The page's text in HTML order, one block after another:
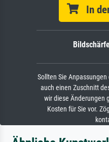
In
Sollten Sie
auch einen Zuschnitt
wir diese Änderungen
Kosten für Sie vor.